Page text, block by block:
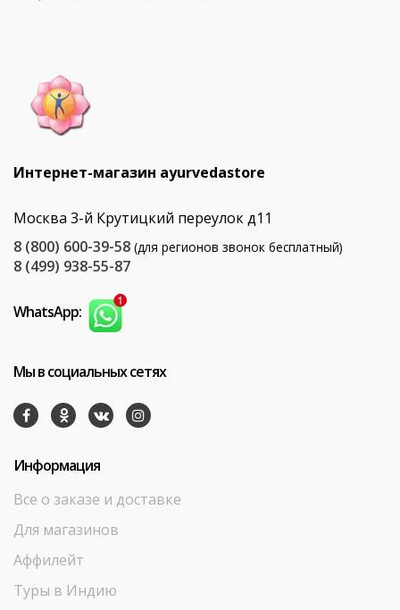
Интернет-магазин ayurvedastore
Москва 3-й Крутицкий переулок д11
8 (800) 600-39-58 (для регионов звонок бесплатный)
8 (499) 938-55-87
WhatsApp:
Мы в социальных сетях
Информация
Все о заказе и доставке
Для магазинов
Аффилейт
Туры в Индию